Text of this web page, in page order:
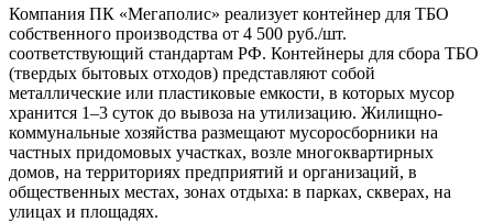
Компания ПК «Мегаполис» реализует контейнер для ТБО
собственного производства от 4 500 руб./шт.
соответствующий стандартам РФ. Контейнеры для сбора ТБО
(твердых бытовых отходов) представляют собой
металлические или пластиковые емкости, в которых мусор
хранится 1–3 суток до вывоза на утилизацию. Жилищно-
коммунальные хозяйства размещают мусоросборники на
частных придомовых участках, возле многоквартирных
домов, на территориях предприятий и организаций, в
общественных местах, зонах отдыха: в парках, скверах, на
улицах и площадях.